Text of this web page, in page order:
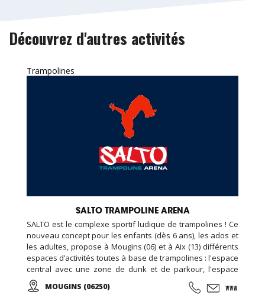
Découvrez d'autres activités
Trampolines
SALTO TRAMPOLINE ARENA
SALTO est le complexe sportif ludique de trampolines ! Ce
nouveau concept pour les enfants (dès 6 ans), les ados et
les adultes, propose à Mougins (06) et à Aix (13) différents
espaces d’activités toutes à base de trampolines : l'espace
central avec une zone de dunk et de parkour, l'espace
freestyle avec le bac à mousse et l'airbag, le terrain de
dodgeball, la pro zone avec son mur incliné. Des cours
MOUGINS (06250)